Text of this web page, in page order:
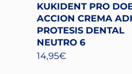
KUKIDENT PRO
ACCION CREMA
PROTESIS DENTAL
NEUTRO 6
14,95€